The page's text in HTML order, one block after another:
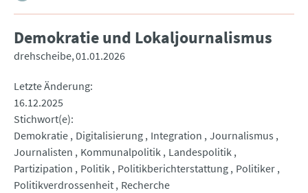
Demokratie und Lokaljournalismus
drehscheibe 01.01.2026
Letzte Änderung
16.12.2025
Stichwort(e)
Demokratie Digitalisierung Integration Journalismus
Journalisten
Kommunalpolitik Landespolitik
Partizipation
Politik Politikberichterstattung Politiker
Politikverdrossenheit Recherche